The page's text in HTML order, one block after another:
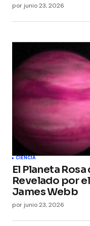
por junio 23, 2026
CIENCIA
El Planeta
Revelado por
James Webb
por junio 23, 2026